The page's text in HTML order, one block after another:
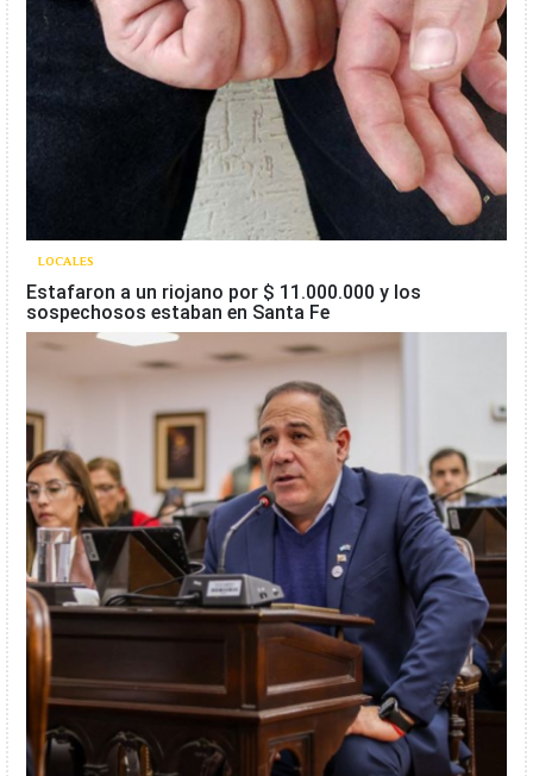
LOCALES
Estafaron a un riojano por $ 11.000.000 y los
sospechosos estaban en Santa Fe